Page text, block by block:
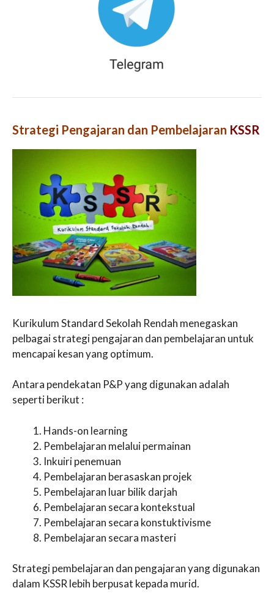
Strategi Pengajaran dan Pembelajaran KSSR
Kurikulum Standard Sekolah Rendah menegaskan
pelbagai strategi pengajaran dan pembelajaran untuk
mencapai kesan yang optimum.
Antara pendekatan P&P yang digunakan adalah
seperti berikut :
Hands-on learning
Pembelajaran melalui permainan
Inkuiri penemuan
Pembelajaran berasaskan projek
Pembelajaran luar bilik darjah
Pembelajaran secara kontekstual
Pembelajaran secara konstuktivisme
Pembelajaran secara masteri
Strategi pembelajaran dan pengajaran yang digunakan
dalam KSSR lebih berpusat kepada murid.